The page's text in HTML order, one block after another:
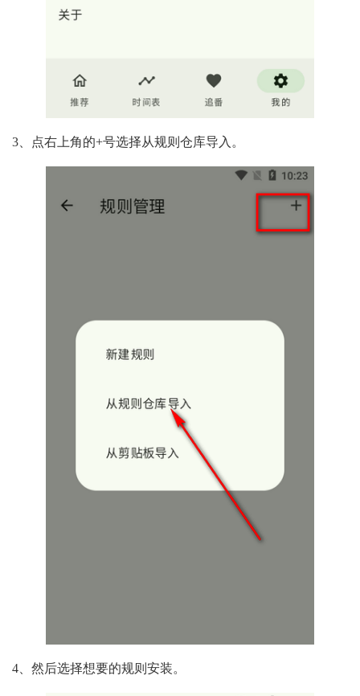
3、点右上角的+号选择从规则仓库导入。
4、然后选择想要的规则安装。